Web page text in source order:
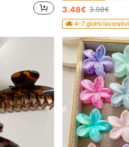
3.48€ 3.98€
4-7 giorni lavorativi